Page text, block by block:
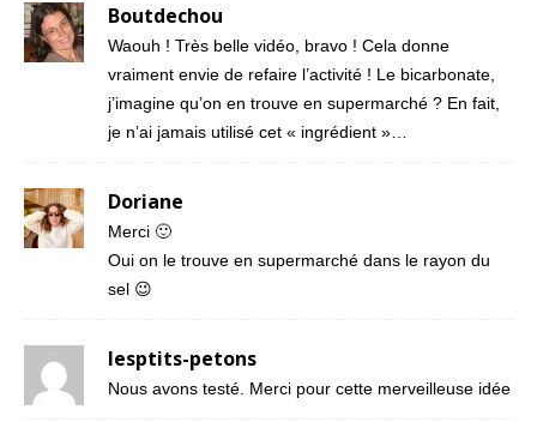
Boutdechou
Waouh ! Très belle vidéo, bravo ! Cela donne
vraiment envie de refaire l’activité ! Le bicarbonate,
j’imagine qu’on en trouve en supermarché ? En fait,
je n’ai jamais utilisé cet « ingrédient »…
Doriane
Merci 🙂
Oui on le trouve en supermarché dans le rayon du
sel 😉
lesptits-petons
Nous avons testé. Merci pour cette merveilleuse idée